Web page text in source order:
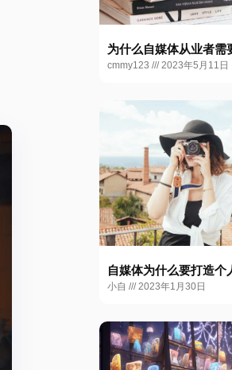
为什么自媒体从业者需
cmmy123 2023年5月11日
自媒体为什么要打造个
小自 2023年1月30日